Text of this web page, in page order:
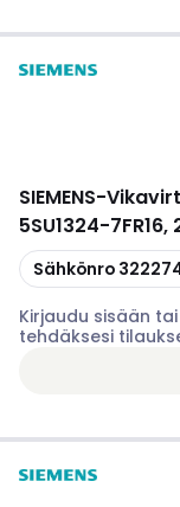
SIEMENS-
5SU1324-
Kopioi
Sähkönro
Kirjaudu sisään
tehdäksesi